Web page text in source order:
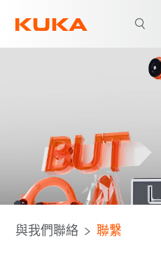
與我們聯絡 聯繫